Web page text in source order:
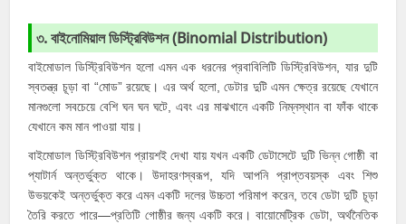
৩. বাইনোমিয়াল ডিস্ট্রিবিউশন (Binomial Distribution)
বাইমোডাল ডিস্ট্রিবিউশন হলো এমন এক ধরনের প্রবাবিলিটি ডিস্ট্রিবিউশন, যার দুটি
স্বতন্ত্র চূড়া বা “মোড” রয়েছে। এর অর্থ হলো, ডেটার দুটি এমন ক্ষেত্র রয়েছে যেখানে
মানগুলো সবচেয়ে বেশি ঘন ঘন ঘটে, এবং এর মাঝখানে একটি নিম্নস্থান বা ফাঁক থাকে
যেখানে কম মান পাওয়া যায়।
বাইমোডাল ডিস্ট্রিবিউশন প্রায়শই দেখা যায় যখন একটি ডেটাসেটে দুটি ভিন্ন গোষ্ঠী বা
প্যাটার্ন অন্তর্ভুক্ত থাকে। উদাহরণস্বরূপ, যদি আপনি প্রাপ্তবয়স্ক এবং শিশু
উভয়কেই অন্তর্ভুক্ত করে এমন একটি দলের উচ্চতা পরিমাপ করেন, তবে ডেটা দুটি চূড়া
তৈরি করতে পারে—প্রতিটি গোষ্ঠীর জন্য একটি করে। বায়োমেট্রিক ডেটা, অর্থনৈতিক